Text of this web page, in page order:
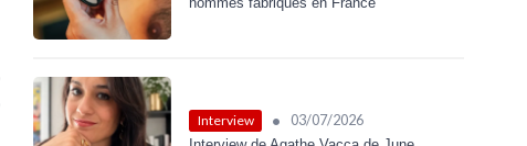
Interview • 03/07/2026